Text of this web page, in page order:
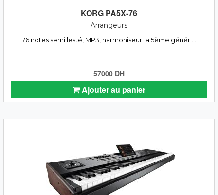
KORG PA5X-76
Arrangeurs
76 notes semi lesté, MP3, harmoniseurLa 5ème génér ...
57000 DH
Ajouter au panier